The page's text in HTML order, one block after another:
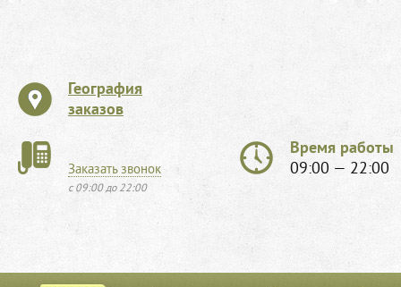
География
заказов
Заказать звонок
с 09:00 до 22:00
Время работы
09:00 — 22:00